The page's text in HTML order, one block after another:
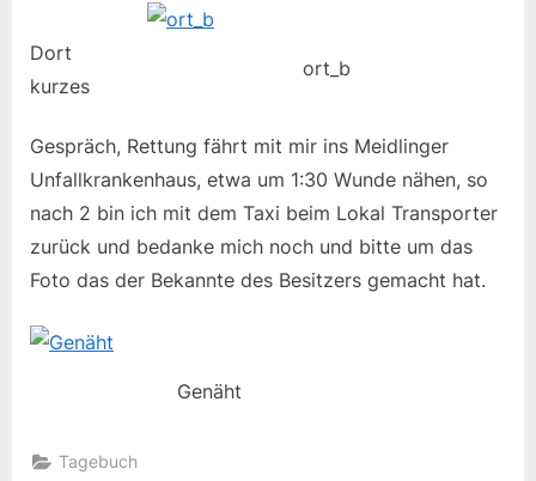
ort_b
Dort
kurzes
Gespräch, Rettung fährt mit mir ins Meidlinger
Unfallkrankenhaus, etwa um 1:30 Wunde nähen, so
nach 2 bin ich mit dem Taxi beim Lokal Transporter
zurück und bedanke mich noch und bitte um das
Foto das der Bekannte des Besitzers gemacht hat.
Genäht
Tagebuch